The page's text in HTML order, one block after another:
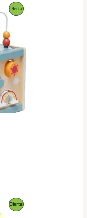
Oferta!Producto
Oferta!Producto